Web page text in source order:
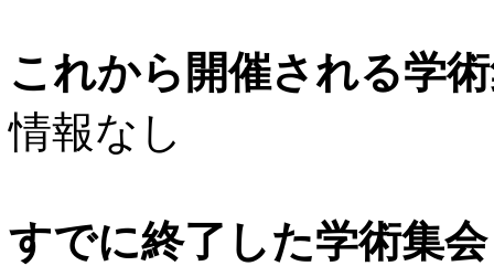
これから開催される学
情報なし
すでに終了した学術集